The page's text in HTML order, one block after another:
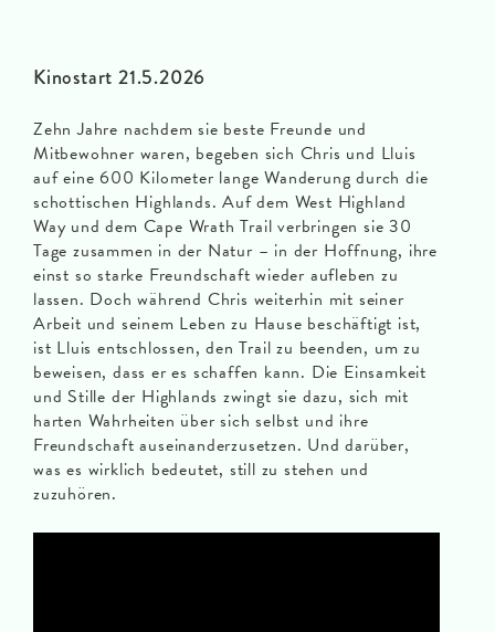
Kinostart 21.5.2026
Zehn Jahre nachdem sie beste Freunde und
Mitbewohner waren, begeben sich Chris und Lluis
auf eine 600 Kilometer lange Wanderung durch die
schottischen Highlands. Auf dem West Highland
Way und dem Cape Wrath Trail verbringen sie 30
Tage zusammen in der Natur – in der Hoffnung, ihre
einst so starke Freundschaft wieder aufleben zu
lassen. Doch während Chris weiterhin mit seiner
Arbeit und seinem Leben zu Hause beschäftigt ist,
ist Lluis entschlossen, den Trail zu beenden, um zu
beweisen, dass er es schaffen kann. Die Einsamkeit
und Stille der Highlands zwingt sie dazu, sich mit
harten Wahrheiten über sich selbst und ihre
Freundschaft auseinanderzusetzen. Und darüber,
was es wirklich bedeutet, still zu stehen und
zuzuhören.